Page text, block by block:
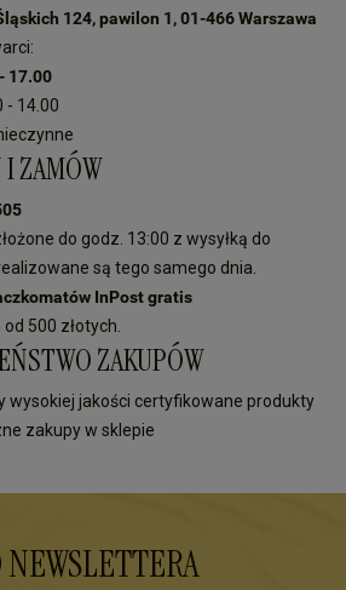
124, pawilon 1, 01-466 Warszawa
17.00
- 14.00
ZAMÓW
do godz. 13:00 z wysyłką do
są tego samego dnia.
InPost gratis
500 złotych.
ZAKUPÓW
wysokiej jakości certyfikowane produkty
zakupy w sklepie